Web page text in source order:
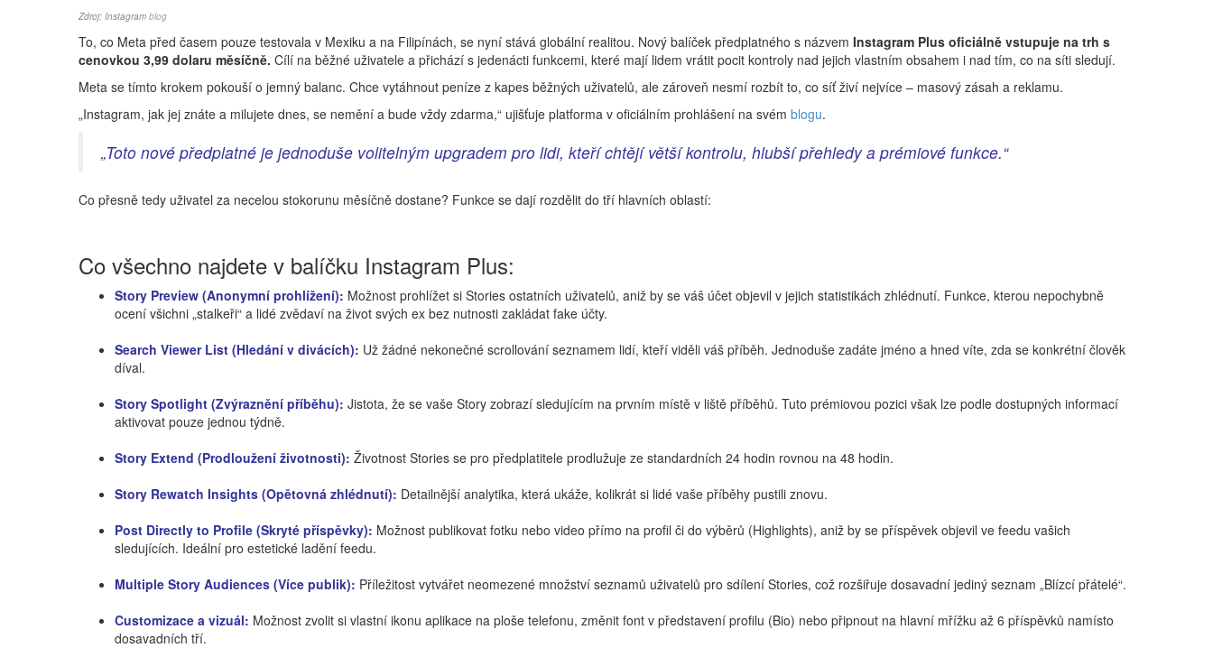
Zdroj: Instagram blog
To, co Meta před časem pouze testovala v Mexiku a na Filipínách, se nyní stává globální realitou. Nový balíček předplatného s názvem Instagram Plus oficiálně vstupuje na trh s
cenovkou 3,99 dolaru měsíčně. Cílí na běžné uživatele a přichází s jedenácti funkcemi, které mají lidem vrátit pocit kontroly nad jejich vlastním obsahem i nad tím, co na síti sledují.
Meta se tímto krokem pokouší o jemný balanc. Chce vytáhnout peníze z kapes běžných uživatelů, ale zároveň nesmí rozbít to, co síť živí nejvíce – masový zásah a reklamu.
„Instagram, jak jej znáte a milujete dnes, se nemění a bude vždy zdarma,“ ujišťuje platforma v oficiálním prohlášení na svém blogu.
„Toto nové předplatné je jednoduše volitelným upgradem pro lidi, kteří chtějí větší kontrolu, hlubší přehledy a prémiové funkce.“
Co přesně tedy uživatel za necelou stokorunu měsíčně dostane? Funkce se dají rozdělit do tří hlavních oblastí:
Co všechno najdete v balíčku Instagram Plus:
Story Preview (Anonymní prohlížení): Možnost prohlížet si Stories ostatních uživatelů, aniž by se váš účet objevil v jejich statistikách zhlédnutí. Funkce, kterou nepochybně
ocení všichni „stalkeři“ a lidé zvědaví na život svých ex bez nutnosti zakládat fake účty.
Search Viewer List (Hledání v divácích): Už žádné nekonečné scrollování seznamem lidí, kteří viděli váš příběh. Jednoduše zadáte jméno a hned víte, zda se konkrétní člověk
díval.
Story Spotlight (Zvýraznění příběhu): Jistota, že se vaše Story zobrazí sledujícím na prvním místě v liště příběhů. Tuto prémiovou pozici však lze podle dostupných informací
aktivovat pouze jednou týdně.
Story Extend (Prodloužení životnosti): Životnost Stories se pro předplatitele prodlužuje ze standardních 24 hodin rovnou na 48 hodin.
Story Rewatch Insights (Opětovná zhlédnutí): Detailnější analytika, která ukáže, kolikrát si lidé vaše příběhy pustili znovu.
Post Directly to Profile (Skryté příspěvky): Možnost publikovat fotku nebo video přímo na profil či do výběrů (Highlights), aniž by se příspěvek objevil ve feedu vašich
sledujících. Ideální pro estetické ladění feedu.
Multiple Story Audiences (Více publik): Příležitost vytvářet neomezené množství seznamů uživatelů pro sdílení Stories, což rozšiřuje dosavadní jediný seznam „Blízcí přátelé“.
Customizace a vizuál: Možnost zvolit si vlastní ikonu aplikace na ploše telefonu, změnit font v představení profilu (Bio) nebo připnout na hlavní mřížku až 6 příspěvků namísto
dosavadních tří.